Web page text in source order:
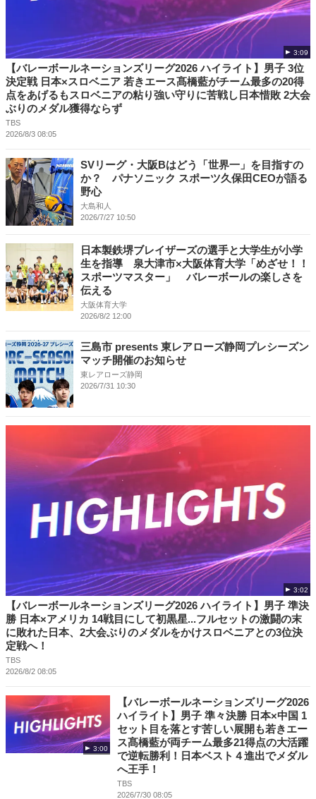
3:09
【バレーボールネーションズリーグ2026 ハイライト】男子 3位
決定戦 日本×スロベニア 若きエース髙橋藍がチーム最多の20得
点をあげるもスロベニアの粘り強い守りに苦戦し日本惜敗 2大会
ぶりのメダル獲得ならず
TBS
2026/8/3 08:05
SVリーグ・大阪Bはどう「世界一」を目指すの
か？ パナソニック スポーツ久保田CEOが語る
野心
大島和人
2026/7/27 10:50
日本製鉄堺ブレイザーズの選手と大学生が小学
生を指導 泉大津市×大阪体育大学「めざせ！！
スポーツマスター」 バレーボールの楽しさを
伝える
大阪体育大学
2026/8/2 12:00
三島市 presents 東レアローズ静岡プレシーズン
マッチ開催のお知らせ
東レアローズ静岡
2026/7/31 10:30
3:02
【バレーボールネーションズリーグ2026 ハイライト】男子 準決
勝 日本×アメリカ 14戦目にして初黒星...フルセットの激闘の末
に敗れた日本、2大会ぶりのメダルをかけスロベニアとの3位決
定戦へ！
TBS
2026/8/2 08:05
3:00
【バレーボールネーションズリーグ2026
ハイライト】男子 準々決勝 日本×中国 1
セット目を落とす苦しい展開も若きエー
ス髙橋藍が両チーム最多21得点の大活躍
で逆転勝利！日本ベスト４進出でメダル
へ王手！
TBS
2026/7/30 08:05